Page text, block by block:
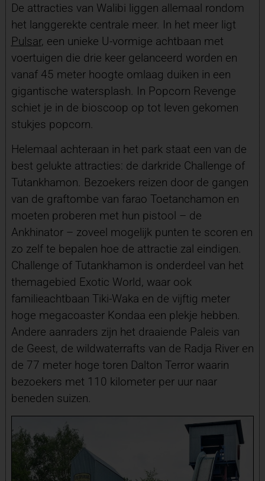
De attracties van Walibi liggen allemaal rondom
het langgerekte centrale meer. In het meer ligt
Pulsar, een unieke U-vormige achtbaan met
voertuigen die drie keer gelanceerd worden en
vanaf 45 meter hoogte omlaag duiken in een
gigantische watersplash. In Popcorn Revenge
schiet je in de bioscoop op tot leven gekomen
stukjes popcorn.
Helemaal achteraan in het park staat een van de
best gelukte attracties: de darkride Challenge of
Tutankhamon. Bezoekers reizen door de gangen
van de graftombe van farao Toetanchamon en
moeten proberen met hun pistool – de
Ankhinator – zoveel mogelijk punten te scoren en
zo zelf te bepalen hoe de attractie zal eindigen.
Challenge of Tutankhamon is onderdeel van het
themagebied Exotic World, waar ook
familieachtbaan Tiki-Waka en de vijftig meter
hoge megacoaster Kondaa een plekje hebben.
Andere aanraders zijn het draaiende Paleis van
de Geest, de wildwaterrafts van de Radja River en
de 77 meter hoge toren Dalton Terror waarin
bezoekers met 110 kilometer per uur naar
beneden suizen.